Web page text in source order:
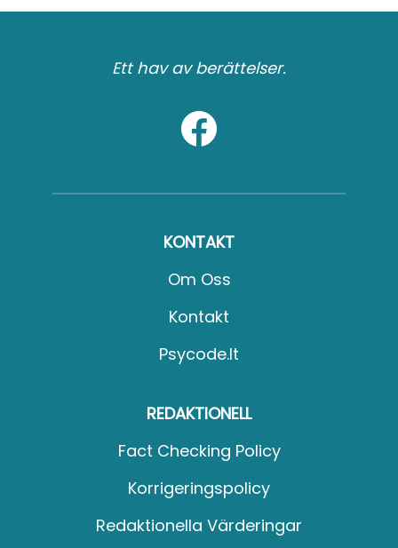
Ett hav av berättelser.
KONTAKT
Om Oss
Kontakt
Psycode.it
REDAKTIONELL
Fact Checking Policy
Korrigeringspolicy
Redaktionella Värderingar